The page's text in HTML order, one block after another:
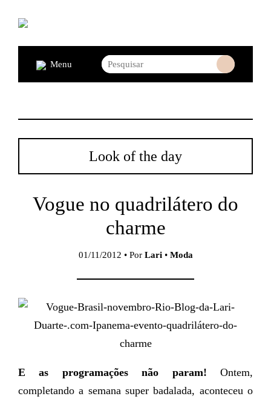
Menu
Look of the day
Vogue no quadrilátero do
charme
01/11/2012 • Por Lari• Moda
E as programações não param! Ontem,
completando a semana super badalada, aconteceu o